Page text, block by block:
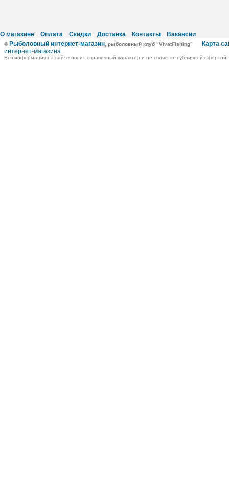
О магазине Оплата Скидки Доставка Контакты Вакансии
© Рыболовный интернет-магазин , рыболовный клуб “VivatFishing”
Карта
интернет-магазина
Вся информация на сайте носит справочный характер и не является публичной офертой.